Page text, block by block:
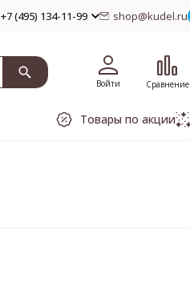
+7 (495) 134-11-99 shop@kudel.ru
Войти Сравнение
Товары по акции